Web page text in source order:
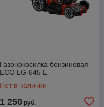
Газонокосилка бензиновая
ECO LG-645 E
Нет в наличии
1 250 руб.